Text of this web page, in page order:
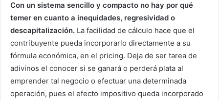
Con un sistema sencillo y compacto no hay por qué
temer en cuanto a inequidades, regresividad o
descapitalización. La facilidad de cálculo hace que el
contribuyente pueda incorporarlo directamente a su
fórmula económica, en el pricing. Deja de ser tarea de
adivinos el conocer si se ganará o perderá plata al
emprender tal negocio o efectuar una determinada
operación, pues el efecto impositivo queda incorporado